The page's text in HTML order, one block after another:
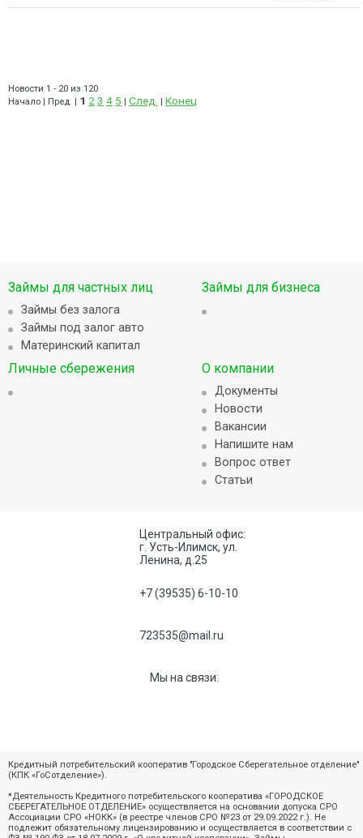
Новости 1 - 20 из 120
Начало | Пред. | 1 23 4 5 След. Конец
Займы для частных лиц
Займы без залога
Займы под залог авто
Материнский капитал
Займы для бизнеса
Личные сбережения О компании
Документы
Новости
Вакансии
Напишите нам
Вопрос ответ
Статьи
Центральный офис:
г. Усть-Илимск, ул.
Ленина, д.25
723535@mail.ru
Мы на связи:
+7 (39535) 6-10-10
Кредитный потребительский кооператив "Городское Сберегательное отделение"
(КПК «ГоСотделение»).
*Деятельность Кредитного потребительского кооператива «ГОРОДСКОЕ
СБЕРЕГАТЕЛЬНОЕ ОТДЕЛЕНИЕ» осуществляется на основании допуска СРО
Ассоциации СРО «НОКК» (в реестре членов СРО №23 от 29.09.2022 г.). Не
подлежит обязательному лицензированию и осуществляется в соответствии с